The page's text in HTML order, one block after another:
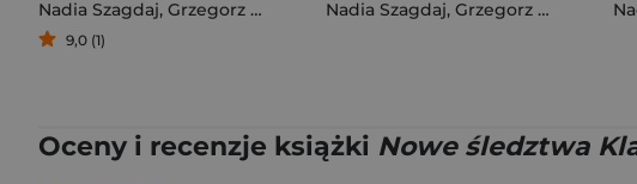
Nadia Szagdaj, Grzegorz Filarowski
9,0 (1)
Nadia Szagdaj, Grzegorz Filarowski
Oceny i recenzje książki Nowe śledztwa